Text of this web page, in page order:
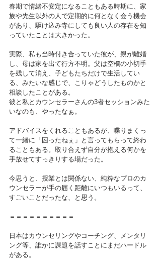
春期で情緒不安定になることもある時期に、家
族や先生以外の人で定期的に何となく会う機会
があり、駆け込み寺にしても良い人の存在を知
っていたことは大きかった。
実際、私も当時付き合っていた彼が、親が離婚
し、母は家を出て行方不明。父は空欄の小切手
を残して消え、子どもたちだけで生活してい
る、みたいな感じで、こりゃどうしたものかと
相談したことがある。
彼と私とカウンセラーさんの3者セッションみた
いなのも、やったなぁ。
アドバイスをくれることもあるが、喋りまくっ
て一緒に「困ったねぇ」と言ってもらって終わ
ることもある。取り合えず自分が抱える何かを
手放せてすっきりする場だった。
今思うと、授業とは関係ない、純粋なプロのカ
ウンセラーが手の届く距離にいつもいるって、
すごいことだったな、と思う。
＝＝＝＝＝＝＝＝＝＝
日本はカウンセリングやコーチング、メンタリ
ング等、誰かに課題を話すことにまだハードル
がある。